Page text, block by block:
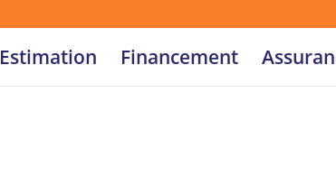
Estimation Financement